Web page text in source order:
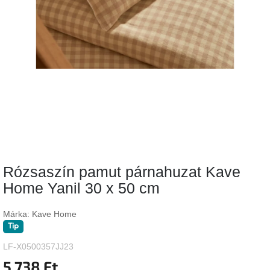
Vizsgálati
kategória
Designos
Valentin-
gyűjtemény
Home
gyűjtemény
Richmond
gyűjtemény
Rózsaszín pamut párnahuzat Kave
Home Yanil 30 x 50 cm
Márka: Kave Home
Tip
LF-X0500357JJ23
5 738 Ft